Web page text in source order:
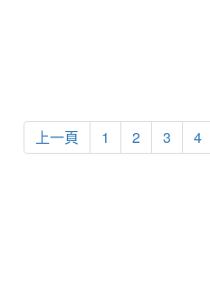
上一頁 1 2 3 4